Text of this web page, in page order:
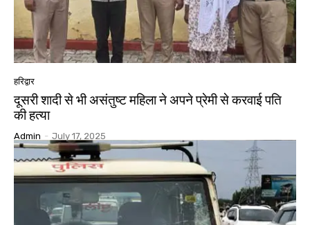
हरिद्वार
दूसरी शादी से भी असंतुष्ट महिला ने अपने प्रेमी से करवाई पति
की हत्या
Admin - July 17, 2025